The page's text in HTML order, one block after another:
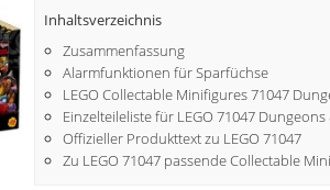
Inhaltsverzeichnis
Zusammenfassung
Alarmfunktionen für Sparfüchse
LEGO Collectable Minifigures 71047
Einzelteileliste für LEGO 71047
Offizieller Produkttext zu LEGO 71047
Zu LEGO 71047 passende Collectable